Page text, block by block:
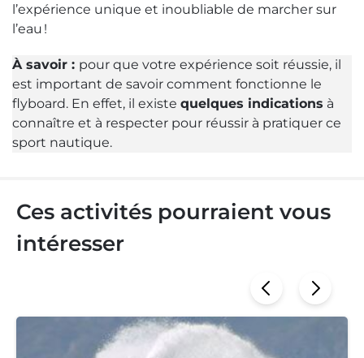
l’expérience unique et inoubliable de marcher sur
l’eau !
À savoir : pour que votre expérience soit réussie, il
est important de savoir comment fonctionne le
flyboard. En effet, il existe quelques indications à
connaître et à respecter pour réussir à pratiquer ce
sport nautique.
Ces activités pourraient vous
intéresser